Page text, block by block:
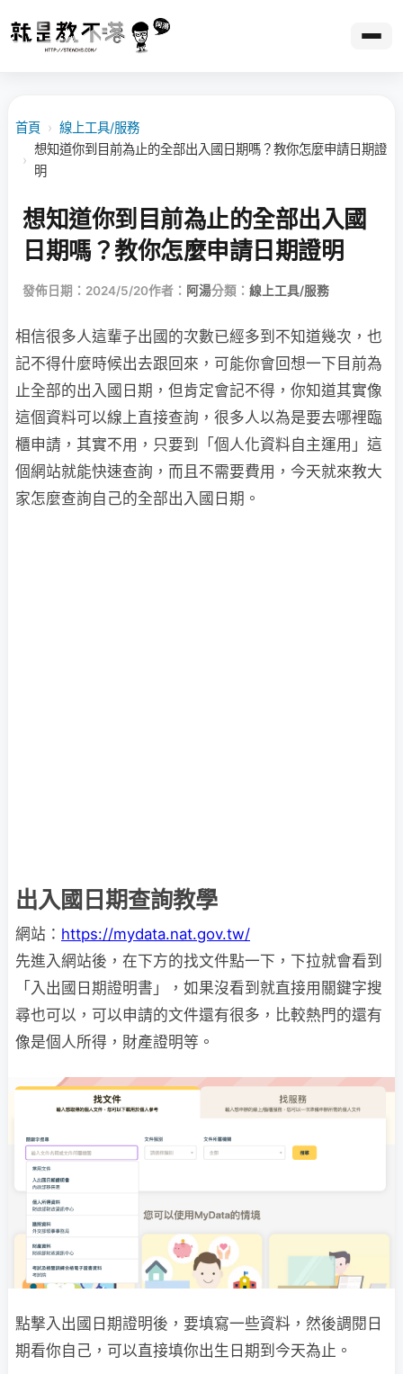
首頁 › 線上工具/服務
›
想知道你到目前為止的全部出入國日期嗎？教你怎麼申請日期證
明
想知道你到目前為止的全部出入國
日期嗎？教你怎麼申請日期證明
發佈日期：2024/5/20作者： 阿湯分類： 線上工具/服務
相信很多人這輩子出國的次數已經多到不知道幾次，也
記不得什麼時候出去跟回來，可能你會回想一下目前為
止全部的出入國日期，但肯定會記不得，你知道其實像
這個資料可以線上直接查詢，很多人以為是要去哪裡臨
櫃申請，其實不用，只要到「個人化資料自主運用」這
個網站就能快速查詢，而且不需要費用，今天就來教大
家怎麼查詢自己的全部出入國日期。
出入國日期查詢教學
網站： https://mydata.nat.gov.tw/
先進入網站後，在下方的找文件點一下，下拉就會看到
「入出國日期證明書」，如果沒看到就直接用關鍵字搜
尋也可以，可以申請的文件還有很多，比較熱門的還有
像是個人所得，財產證明等。
點撃入出國日期證明後，要填寫一些資料，然後調閱日
期看你自己，可以直接填你出生日期到今天為止。